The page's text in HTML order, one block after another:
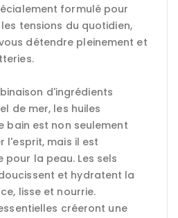
formulé pour
tensions du quotidien,
détendre pleinement et
d'ingrédients
de mer, les huiles
bain est non seulement
l'esprit, mais il est
la peau. Les sels
et hydratent la
lisse et nourrie.
créeront une